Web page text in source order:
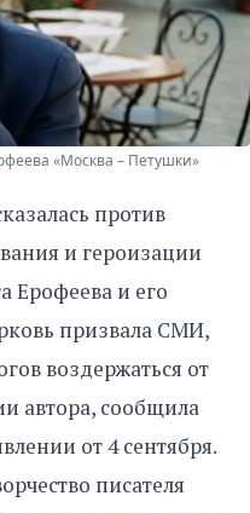
«Москва – Петушки»
против
и героизации
Ерофеева и его
призвала СМИ,
воздержаться от
автора, сообщила
от 4 сентября.
писателя